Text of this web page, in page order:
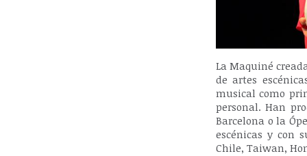
La Maquiné
de artes
musical como
personal. Han
Barcelona o la
escénicas y con
Chile, Taiwan,